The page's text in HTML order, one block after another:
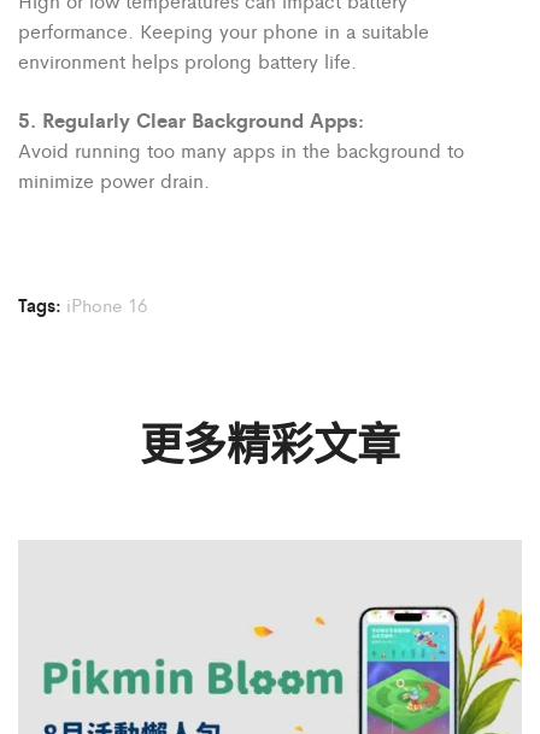
performance. Keeping your phone in a suitable
environment helps prolong battery life.
5. Regularly Clear Background Apps:
Avoid running too many apps in the background to
minimize power drain.
Tags: iPhone 16
更多精彩文章